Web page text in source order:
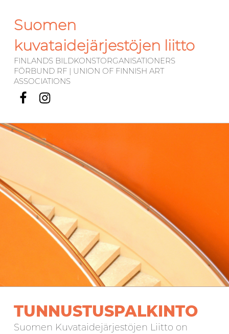
Suomen
kuvataidejärjestöjen liitto
FINLANDS BILDKONSTORGANISATIONERS
FÖRBUND RF | UNION OF FINNISH ART
ASSOCIATIONS
Facebook
Instagram
TUNNUSTUSPALKINTO
Suomen Kuvataidejärjestöjen Liitto on